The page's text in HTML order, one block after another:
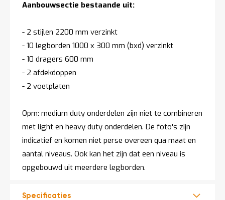
Aanbouwsectie bestaande uit:
- 2 stijlen 2200 mm verzinkt
- 10 legborden 1000 x 300 mm (bxd) verzinkt
- 10 dragers 600 mm
- 2 afdekdoppen
- 2 voetplaten
Opm: medium duty onderdelen zijn niet te combineren
met light en heavy duty onderdelen. De foto's zijn
indicatief en komen niet perse overeen qua maat en
aantal niveaus. Ook kan het zijn dat een niveau is
opgebouwd uit meerdere legborden.
Specificaties